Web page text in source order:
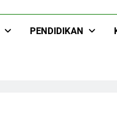
PENDIDIKAN